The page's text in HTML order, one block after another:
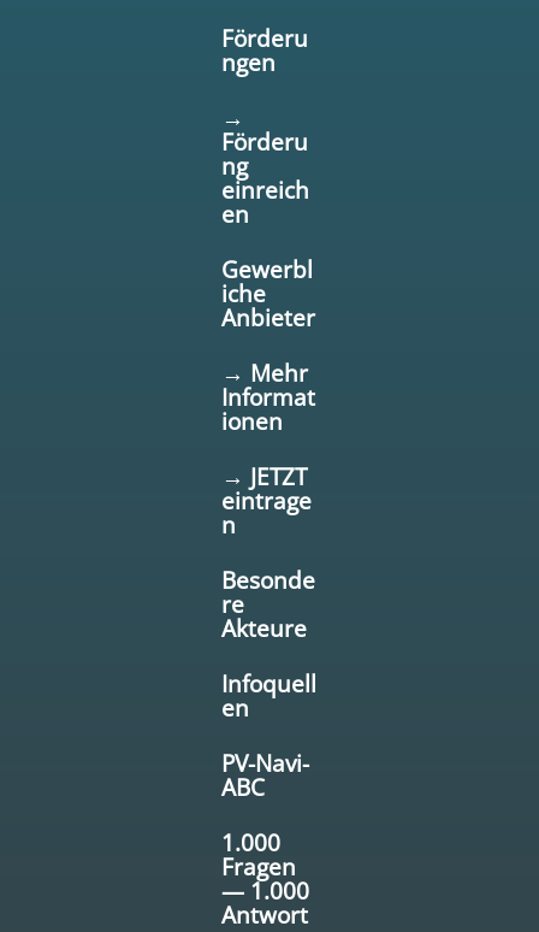
Förderu
ngen
→
Förderu
ng
einreich
en
Gewerbl
iche
Anbieter
→ Mehr
Informat
ionen
→ JETZT
eintrage
n
Besonde
re
Akteure
Infoquell
en
PV-Navi-
ABC
1.000
Fragen
— 1.000
Antwort